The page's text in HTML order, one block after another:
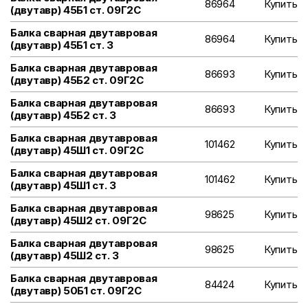
(двутавр) 45Б1 ст. 09Г2С
86964 Купить
Балка сварная двутавровая
(двутавр) 45Б1 ст. 3
86964 Купить
Балка сварная двутавровая
(двутавр) 45Б2 ст. 09Г2С
86693 Купить
Балка сварная двутавровая
(двутавр) 45Б2 ст. 3
86693 Купить
Балка сварная двутавровая
(двутавр) 45Ш1 ст. 09Г2С
101462 Купить
Балка сварная двутавровая
(двутавр) 45Ш1 ст. 3
101462 Купить
Балка сварная двутавровая
(двутавр) 45Ш2 ст. 09Г2С
98625 Купить
Балка сварная двутавровая
(двутавр) 45Ш2 ст. 3
98625 Купить
Балка сварная двутавровая
(двутавр) 50Б1 ст. 09Г2С
84424 Купить